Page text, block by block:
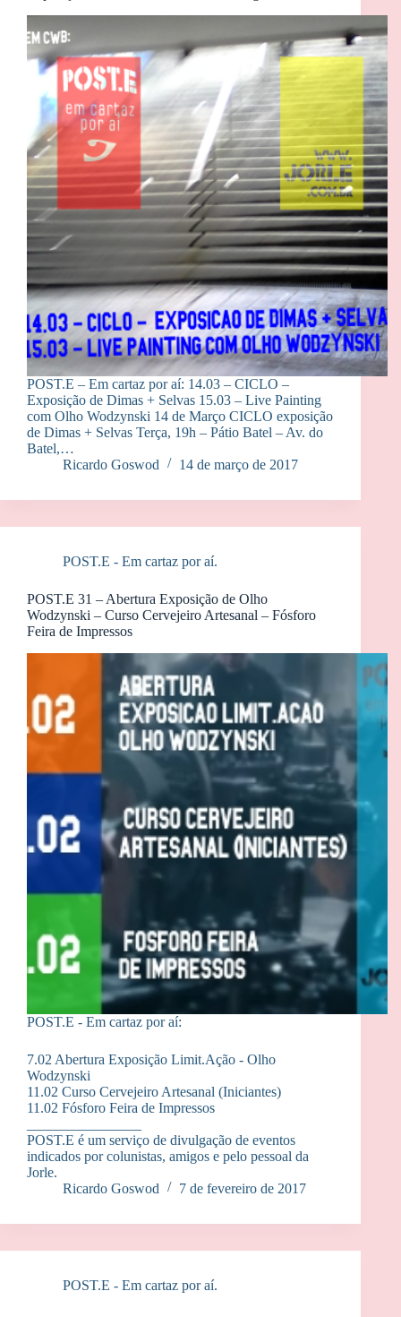
POST.E – Em cartaz por aí: 14.03 – CICLO –
Exposição de Dimas + Selvas 15.03 – Live Painting
com Olho Wodzynski 14 de Março CICLO exposição
de Dimas + Selvas Terça, 19h – Pátio Batel – Av. do
Batel,…
Ricardo Goswod
14 de março de 2017
POST.E - Em cartaz por aí.
POST.E 31 – Abertura Exposição de Olho
Wodzynski – Curso Cervejeiro Artesanal – Fósforo
Feira de Impressos
POST.E - Em cartaz por aí:
7.02 Abertura Exposição Limit.Ação - Olho
Wodzynski
11.02 Curso Cervejeiro Artesanal (Iniciantes)
11.02 Fósforo Feira de Impressos
POST.E é um serviço de divulgação de eventos
indicados por colunistas, amigos e pelo pessoal da
Jorle.
Ricardo Goswod
7 de fevereiro de 2017
POST.E - Em cartaz por aí.